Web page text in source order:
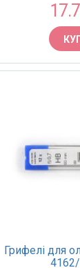
Грифелі для